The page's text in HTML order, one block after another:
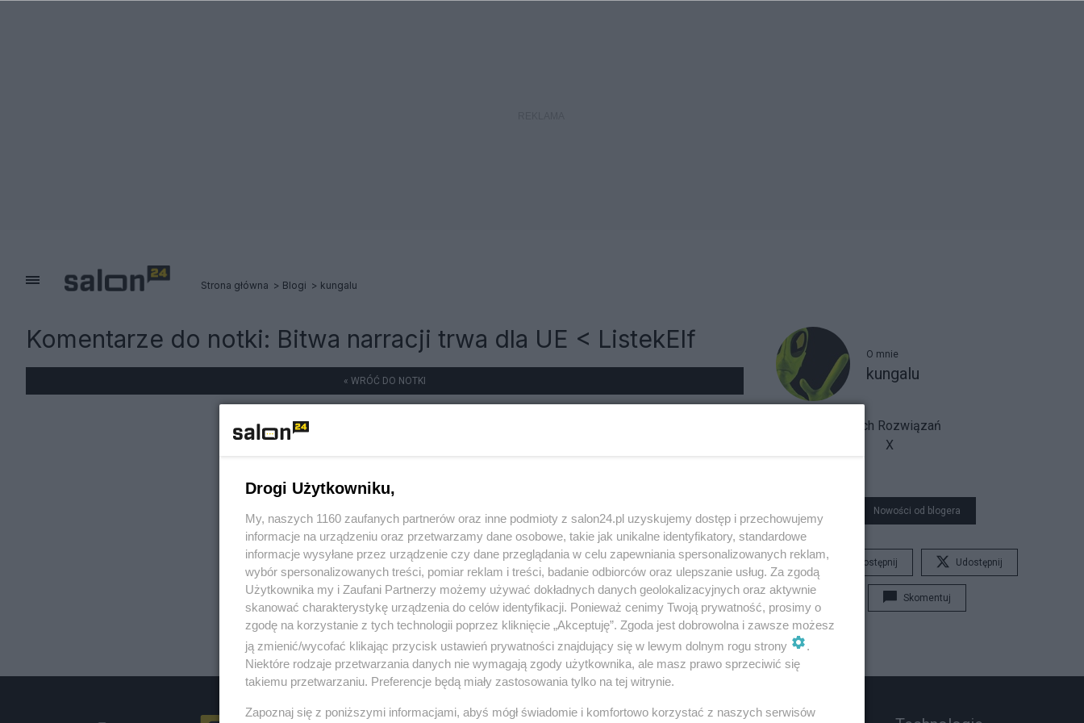
Strona główna Blogi kungalu
Komentarze do notki: Bitwa narracji trwa dla UE < ListekElf
« WRÓĆ DO NOTKI
O mnie
kungalu
Fabryka Prostych Rozwiązań
X
Nowości od blogera
Udostępnij Udostępnij
Skomentuj
Drogi Użytkowniku,
My, naszych 1160 zaufanych partnerów oraz inne podmioty z salon24.pl uzyskujemy dostęp i przechowujemy
informacje na urządzeniu oraz przetwarzamy dane osobowe, takie jak unikalne identyfikatory, standardowe
informacje wysyłane przez urządzenie czy dane przeglądania w celu zapewniania spersonalizowanych reklam,
wybór spersonalizowanych treści, pomiar reklam i treści, badanie odbiorców oraz ulepszanie usług. Za zgodą
Użytkownika my i Zaufani Partnerzy możemy używać dokładnych danych geolokalizacyjnych oraz aktywnie
skanować charakterystykę urządzenia do celów identyfikacji. Ponieważ cenimy Twoją prywatność, prosimy o
zgodę na korzystanie z tych technologii poprzez kliknięcie „Akceptuję”. Zgoda jest dobrowolna i zawsze możesz
ją zmienić/wycofać klikając przycisk ustawień prywatności znajdujący się w lewym dolnym rogu strony
.
Niektóre rodzaje przetwarzania danych nie wymagają zgody użytkownika, ale masz prawo sprzeciwić się
takiemu przetwarzaniu. Preferencje będą miały zastosowania tylko na tej witrynie.
Zapoznaj się z poniższymi informacjami, abyś mógł świadomie i komfortowo korzystać z naszych serwisów